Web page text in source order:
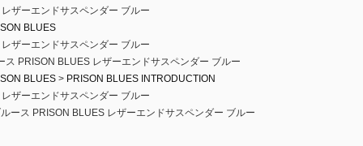
ザーエンドサスペンダー ブルー
BLUES
ザーエンドサスペンダー ブルー
ス PRISON BLUES レザーエンドサスペンダー ブルー
BLUES
PRISON BLUES INTRODUCTION
ザーエンドサスペンダー ブルー
ース PRISON BLUES レザーエンドサスペンダー ブルー